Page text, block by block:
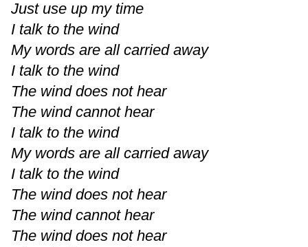
Just use up my time
I talk to the wind
My words are all carried away
I talk to the wind
The wind does not hear
The wind cannot hear
I talk to the wind
My words are all carried away
I talk to the wind
The wind does not hear
The wind cannot hear
The wind does not hear